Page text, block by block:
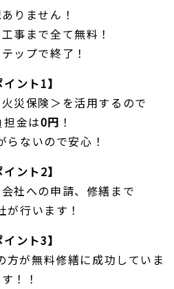
りません！
事まで全て無料！
ップで終了！
イント1】
災保険＞を活用するので
担金は0円 ！
らないので安心！
イント2】
社への申請、修繕まで
が行います！
イント3】
方が無料修繕に成功していま
す！！